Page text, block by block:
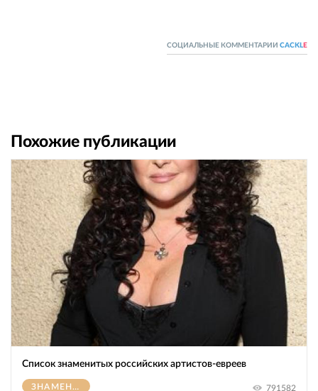
СОЦИАЛЬНЫЕ КОММЕНТАРИИ CACKL E
Похожие публикации
Список знаменитых российских артистов-евреев
ЗНАМЕНИТОСТИ 791582